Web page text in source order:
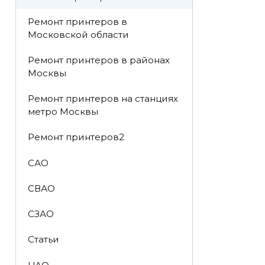
Ремонт принтеров в
Московской области
Ремонт принтеров в районах
Москвы
Ремонт принтеров на станциях
метро Москвы
Ремонт принтеров2
САО
СВАО
СЗАО
Статьи